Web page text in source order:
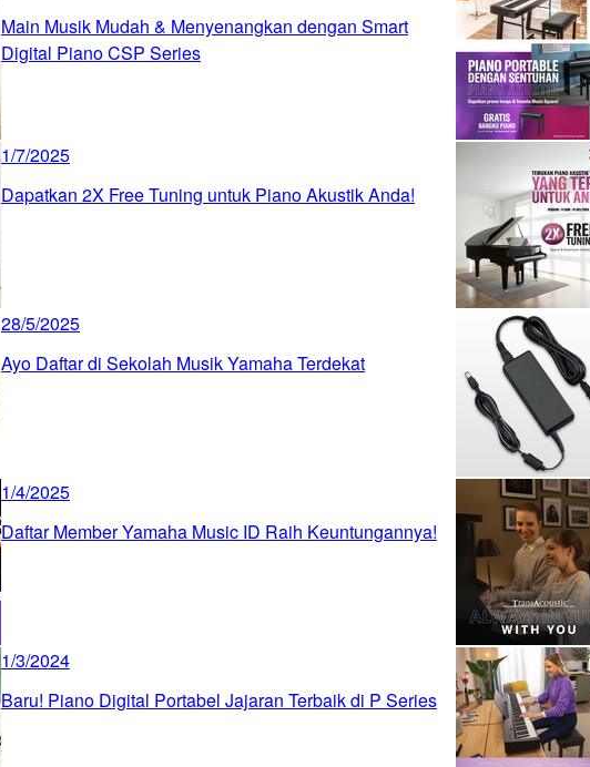
Main Musik Mudah & Menyenangkan dengan Smart
Digital Piano CSP Series
1/7/2025
Dapatkan 2X Free Tuning untuk Piano Akustik Anda!
28/5/2025
Ayo Daftar di Sekolah Musik Yamaha Terdekat
1/4/2025
Daftar Member Yamaha Music ID Raih Keuntungannya!
1/3/2024
Baru! Piano Digital Portabel Jajaran Terbaik di P Series